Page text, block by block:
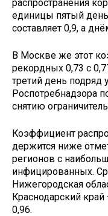
распространения
единицы пятый
составляет 0,9, а
В Москве же этот
рекордных 0,73 с
третий день подряд
Роспотребнадзора
снятию
Коэффициент
держится ниже
регионов с
инфицированных.
Нижегородская
Краснодарский
0,96.